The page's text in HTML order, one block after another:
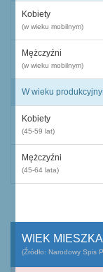
Kobiety
(w wieku mobilnym)
Mężczyźni
(w wieku mobilnym)
W wieku
Kobiety
(45-59 lat)
Mężczyźni
(45-64 lata)
WIEK
(Źródło: Narodowy Spis